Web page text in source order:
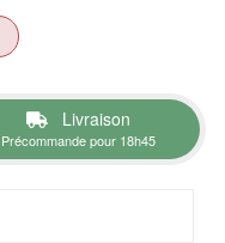
Livraison
Précommande pour 18h45